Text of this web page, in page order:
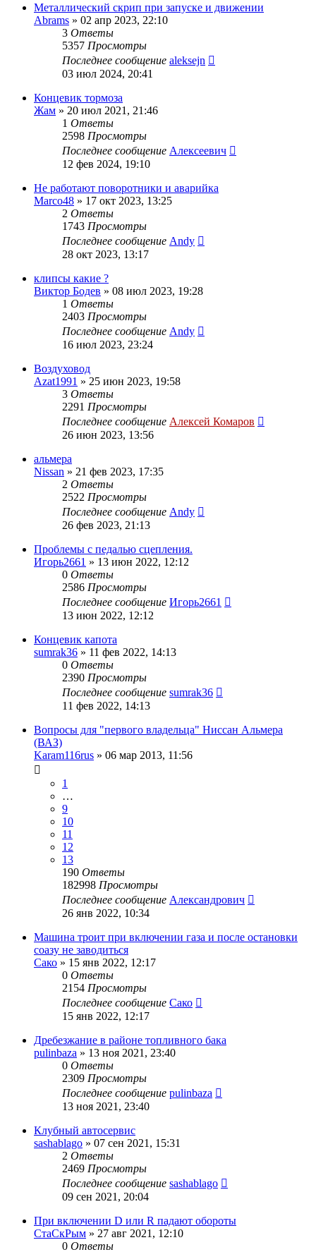
Металлический скрип при запуске и движении
Abrams » 02 апр 2023, 22:10
3 Ответы
5357 Просмотры
Последнее сообщение aleksejn
03 июл 2024, 20:41
Концевик тормоза
Жам » 20 июл 2021, 21:46
1 Ответы
2598 Просмотры
Последнее сообщение Алексеевич
12 фев 2024, 19:10
Не работают поворотники и аварийка
Marco48 » 17 окт 2023, 13:25
2 Ответы
1743 Просмотры
Последнее сообщение Andy
28 окт 2023, 13:17
клипсы какие ?
Виктор Бодев » 08 июл 2023, 19:28
1 Ответы
2403 Просмотры
Последнее сообщение Andy
16 июл 2023, 23:24
Воздуховод
Azat1991 » 25 июн 2023, 19:58
3 Ответы
2291 Просмотры
Последнее сообщение Алексей Комаров
26 июн 2023, 13:56
альмера
Nissan » 21 фев 2023, 17:35
2 Ответы
2522 Просмотры
Последнее сообщение Andy
26 фев 2023, 21:13
Проблемы с педалью сцепления.
Игорь2661 » 13 июн 2022, 12:12
0 Ответы
2586 Просмотры
Последнее сообщение Игорь2661
13 июн 2022, 12:12
Концевик капота
sumrak36 » 11 фев 2022, 14:13
0 Ответы
2390 Просмотры
Последнее сообщение sumrak36
11 фев 2022, 14:13
Вопросы для "первого владельца" Ниссан Альмера
(ВАЗ)
Karam116rus » 06 мар 2013, 11:56
1
…
9
10
11
12
13
190 Ответы
182998 Просмотры
Последнее сообщение Александрович
26 янв 2022, 10:34
Машина троит при включении газа и после остановки
соазу не заводиться
Сако » 15 янв 2022, 12:17
0 Ответы
2154 Просмотры
Последнее сообщение Сако
15 янв 2022, 12:17
Дребезжание в районе топливного бака
pulinbaza » 13 ноя 2021, 23:40
0 Ответы
2309 Просмотры
Последнее сообщение pulinbaza
13 ноя 2021, 23:40
Клубный автосервис
sashablago » 07 сен 2021, 15:31
2 Ответы
2469 Просмотры
Последнее сообщение sashablago
09 сен 2021, 20:04
При включении D или R падают обороты
СтаСкРым » 27 авг 2021, 12:10
0 Ответы